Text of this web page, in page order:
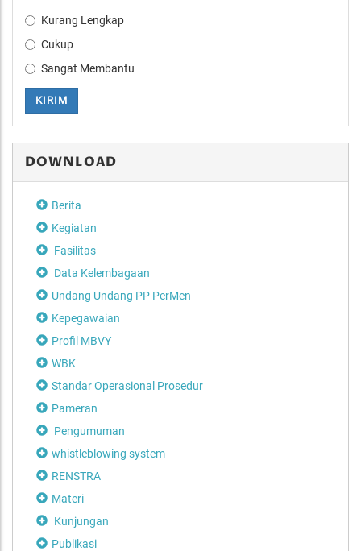
Kurang Lengkap
Cukup
Sangat Membantu
KIRIM
DOWNLOAD
Berita
Kegiatan
Fasilitas
Data Kelembagaan
Undang Undang PP PerMen
Kepegawaian
Profil MBVY
WBK
Standar Operasional Prosedur
Pameran
Pengumuman
whistleblowing system
RENSTRA
Materi
Kunjungan
Publikasi